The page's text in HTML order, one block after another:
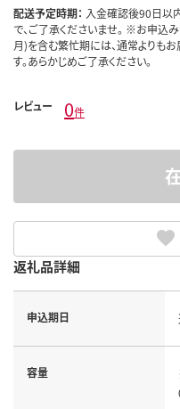
配送予定時期： 入金確認後90日以
で、ご了承くださいませ。 ※お申込
月)を含む繁忙期には、通常よりも
す。あらかじめご了承ください。
レビュー 0件
返礼品詳細
申込期日
容量